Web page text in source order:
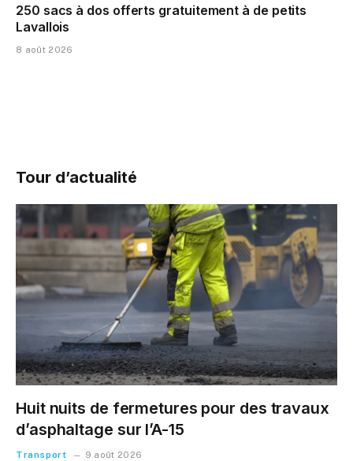
250 sacs à dos offerts gratuitement à de petits
Lavallois
8 août 2026
Tour d’actualité
Huit nuits de fermetures pour des travaux
d’asphaltage sur l’A-15
Transport 9 août 2026